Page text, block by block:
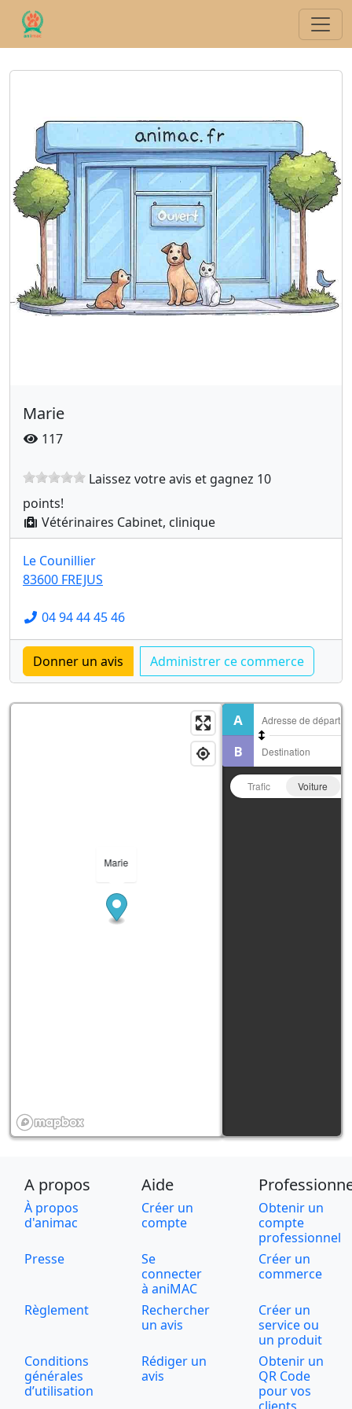
Marie
117
Laissez votre avis et gagnez 10
points!
Vétérinaires Cabinet, clinique
Le Counillier
83600 FREJUS
04 94 44 45 46
Marie
Trafic Voiture
A propos Aide
À propos
d'animac
Créer un
compte
Obtenir un
compte
professionnel
Presse
Se
connecter
à aniMAC
Créer un
commerce
Règlement
Rechercher
un avis
Créer un
service ou
un produit
Conditions
générales
d’utilisation
Rédiger un
avis
Obtenir un
QR Code
pour vos